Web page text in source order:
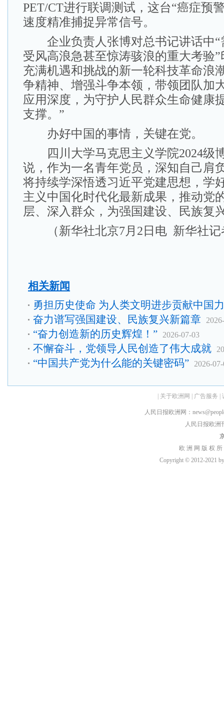
PET/CT进行联调测试，这台“癌症预
速度精准捕捉异常信号。
企业负责人张博对总书记讲话中“
受风高浪急甚至惊涛骇浪的重大考验
充满机遇和挑战的新一轮科技革命浪
争精神、增强斗争本领，带领团队加
应用深度，为守护人民群众生命健康
支撑。”
办好中国的事情，关键在党。
四川大学马克思主义学院2024级
说，作为一名青年党员，深知自己肩
将持续学深悟透习近平党建思想，学
主义中国化时代化最新成果，推动党
层、深入群众，为强国建设、民族复
（新华社北京7月2日电 新华社记
相关新闻
勇担历史使命 为人类文明进步贡献中国
奋力谱写强国建设、民族复兴新篇章
“奋力创造新的历史辉煌！” 2026-07-03
不懈奋斗，党领导人民创造了伟大成就
“中国共产党为什么能的关键密码” 2026-
关于欧洲网 广告服务
人民日报欧洲网：
人民日报欧洲
欧 洲 网 版 权
Copyright © 2012-2021